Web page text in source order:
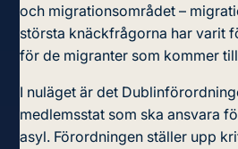
och migrationsområdet –
största knäckfrågorna har varit
för de migranter som kommer
I nuläget är det
medlemsstat som ska ansvara
asyl. Förordningen ställer upp